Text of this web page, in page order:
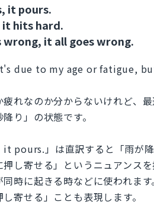
it pours.
it hits hard.
wrong, it all goes wrong.
due to my age or fatigue,
れなのか分からないけれど、
り」の状態です。
it pours.」は直訳すると「雨が
し寄せる」というニュアンス
時に起きる時などに使われま
寄せる」ことも表現します。